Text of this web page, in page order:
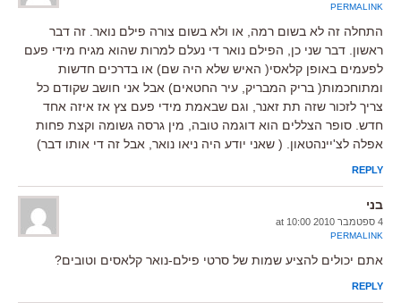
PERMALINK
התחלה זה לא בשום רמה, או ולא בשום צורה פילם נואר. זה דבר
ראשון. דבר שני כן, הפילם נואר די נעלם למרות שהוא מגיח מידי פעם
לפעמים באופן קלאסי( האיש שלא היה שם) או בדרכים חדשות
ומתוחכמות( בריק המבריק, עיר החטאים) אבל אני חושב שקודם כל
צריך לזכור שזה תת זאנר, וגם שבאמת מידי פעם צץ אז איזה אחד
חדש. סופר הצללים הוא דוגמה טובה, מין גרסה גשומה וקצת פחות
אפלה לצ'יינהטאון. ( שאני יודע היה ניאו נואר, אבל זה די אותו דבר)
REPLY
בני
4 ספטמבר 2010 at 10:00
PERMALINK
אתם יכולים להציע שמות של סרטי פילם-נואר קלאסים וטובים?
REPLY